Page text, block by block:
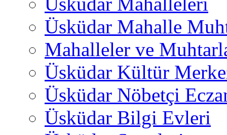
Üsküdar Mahalle
Mahalleler ve
Üsküdar Kültür
Üsküdar Nöbetçi
Üsküdar Bilgi Evleri